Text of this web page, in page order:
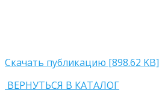
Скачать публикацию [898.62 KB]
ВЕРНУТЬСЯ В КАТАЛОГ